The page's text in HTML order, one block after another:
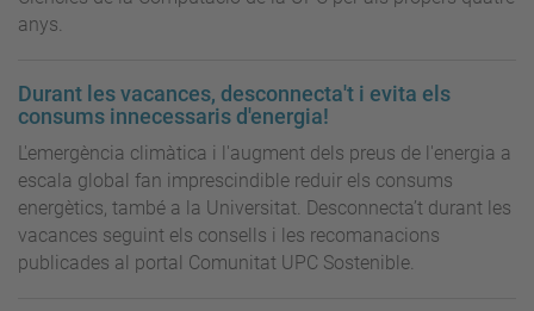
anys.
Durant les vacances, desconnecta't i evita els
consums innecessaris d'energia!
L'emergència climàtica i l'augment dels preus de l'energia a
escala global fan imprescindible reduir els consums
energètics, també a la Universitat. Desconnecta’t durant les
vacances seguint els consells i les recomanacions
publicades al portal Comunitat UPC Sostenible.